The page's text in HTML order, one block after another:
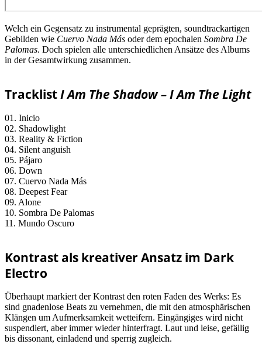
Welch ein Gegensatz zu instrumental geprägten, soundtrackartigen
Gebilden wie Cuervo Nada Más oder dem epochalen Sombra De
Palomas. Doch spielen alle unterschiedlichen Ansätze des Albums
in der Gesamtwirkung zusammen.
TracklistI Am The Shadow – I Am The Light
01. Inicio
02. Shadowlight
03. Reality & Fiction
04. Silent anguish
05. Pájaro
06. Down
07. Cuervo Nada Más
08. Deepest Fear
09. Alone
10. Sombra De Palomas
11. Mundo Oscuro
Kontrast als kreativer Ansatz im Dark
Electro
Überhaupt markiert der Kontrast den roten Faden des Werks: Es
sind gnadenlose Beats zu vernehmen, die mit den atmosphärischen
Klängen um Aufmerksamkeit wetteifern. Eingängiges wird nicht
suspendiert, aber immer wieder hinterfragt. Laut und leise, gefällig
bis dissonant, einladend und sperrig zugleich.